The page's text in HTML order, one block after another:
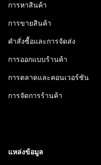
การหาสินค้า
การขายสินค้า
คำสั่งซื้อและการจัดส่ง
การออกแบบร้านค้า
การตลาดและคอนเวอร์ชัน
การจัดการร้านค้า
แหล่งข้อมูล